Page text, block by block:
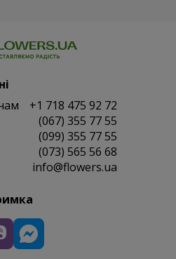
+1 718 475 92 72
(067) 355 77 55
(099) 355 77 55
(073) 565 56 68
info@flowers.ua